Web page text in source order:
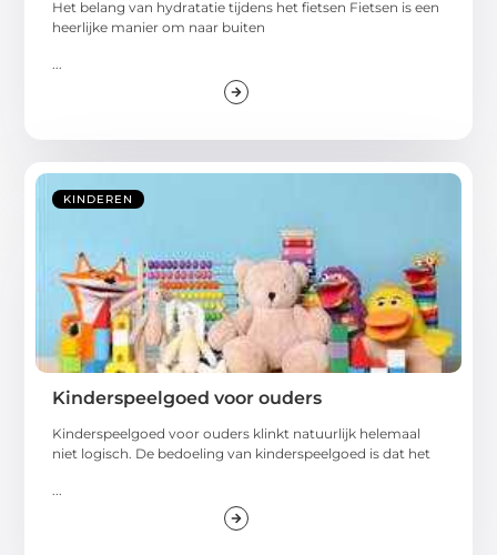
Het belang van hydratatie tijdens het fietsen Fietsen is een
heerlijke manier om naar buiten
KINDEREN
Kinderspeelgoed voor ouders
Kinderspeelgoed voor ouders klinkt natuurlijk helemaal
niet logisch. De bedoeling van kinderspeelgoed is dat het